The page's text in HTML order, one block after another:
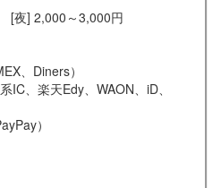
[夜] 2,000～3,000円
、Diners）
IC、楽天Edy、WAON、iD、
）